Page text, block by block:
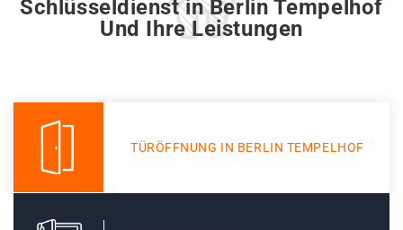
Schlüsseldienst in Berlin Tempelhof
Und Ihre Leistungen
TÜRÖFFNUNG IN BERLIN TEMPELHOF